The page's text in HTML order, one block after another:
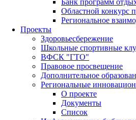
Областной конкурс
Региональное
Проекты
Здоровьесбережение
Школьные спортивные
ВФСК "ГТО"
Правовое просвещение
Дополнительное
Региональные
О проекте
Документы
Список